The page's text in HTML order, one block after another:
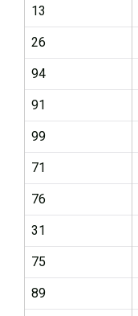
13
26
94
91
99
71
76
31
75
89